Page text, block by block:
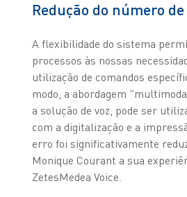
Redução do número
A flexibilidade do sistema
processos às nossas
utilização de comandos
modo, a abordagem
a solução de voz, pode ser
com a digitalização e a
erro foi significativamente
Monique Courant a sua
ZetesMedea Voice.